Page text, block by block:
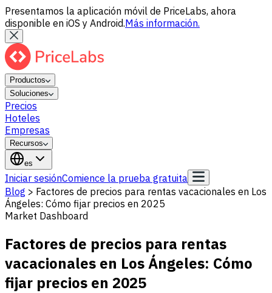
Presentamos la aplicación móvil de PriceLabs, ahora
disponible en iOS y Android.Más información.
Productos
Soluciones
Precios
Hoteles
Empresas
Recursos
es
Iniciar sesiónComience la prueba gratuita
Blog > Factores de precios para rentas vacacionales en Los
Ángeles: Cómo fijar precios en 2025
Market Dashboard
Factores de precios para rentas
vacacionales en Los Ángeles: Cómo
fijar precios en 2025